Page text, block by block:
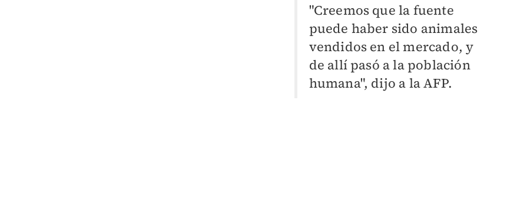
"Creemos que la fuente
puede haber sido animales
vendidos en el mercado, y
de allí pasó a la población
humana", dijo a la AFP.